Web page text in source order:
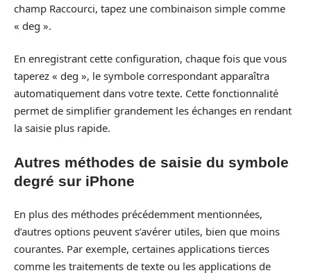
champ Raccourci, tapez une combinaison simple comme
« deg ».
En enregistrant cette configuration, chaque fois que vous
taperez « deg », le symbole correspondant apparaîtra
automatiquement dans votre texte. Cette fonctionnalité
permet de simplifier grandement les échanges en rendant
la saisie plus rapide.
Autres méthodes de saisie du symbole
degré sur iPhone
En plus des méthodes précédemment mentionnées,
d’autres options peuvent s’avérer utiles, bien que moins
courantes. Par exemple, certaines applications tierces
comme les traitements de texte ou les applications de